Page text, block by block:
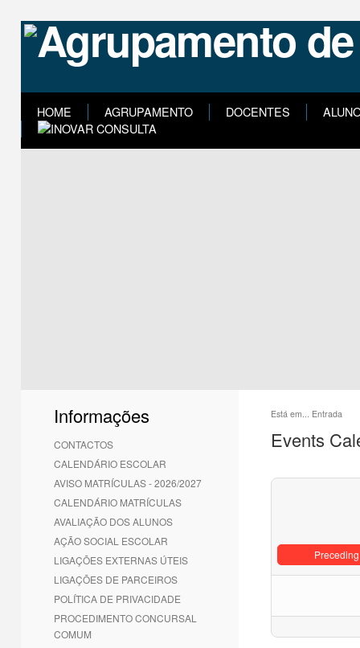
HOME AGRUPAMENTO DOCENTES
Informações
CONTACTOS
CALENDÁRIO ESCOLAR
AVISO MATRÍCULAS - 2026/2027
CALENDÁRIO MATRÍCULAS
AVALIAÇÃO DOS ALUNOS
AÇÃO SOCIAL ESCOLAR
LIGAÇÕES EXTERNAS ÚTEIS
LIGAÇÕES DE PARCEIROS
POLÍTICA DE PRIVACIDADE
PROCEDIMENTO CONCURSAL
COMUM
Está em... Entrada
Events